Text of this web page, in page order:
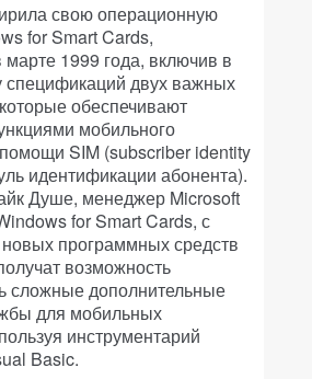
свою операционную
for Smart Cards,
1999 года, включив в
спецификаций двух важных
обеспечивают
мобильного
SIM (subscriber identity
идентификации абонента).
Душе, менеджер Microsoft
for Smart Cards, с
программных средств
возможность
сложные дополнительные
для мобильных
инструментарий
Basic.